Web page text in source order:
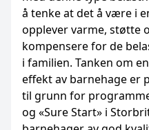
å tenke at det å være i
opplever varme, støtte
kompensere for de
i familien. Tanken om
effekt av barnehage er
til grunn for
og «Sure Start» i